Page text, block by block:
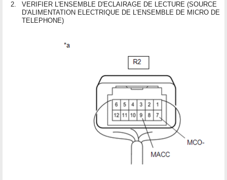
2.
VERIFIER L'ENSEMBLE D'ECLAIRAGE DE LECTURE (SOURCE
D'ALIMENTATION ELECTRIQUE DE L'ENSEMBLE DE MICRO DE
TELEPHONE)